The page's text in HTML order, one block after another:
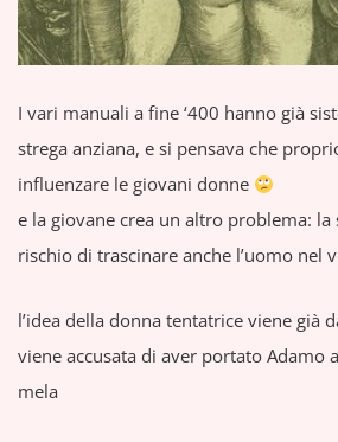
I vari manuali a fine ‘400 hanno già
strega anziana, e si pensava che
influenzare le giovani donne
e la giovane crea un altro problema: la
rischio di trascinare anche l’uomo nel
l’idea della donna tentatrice viene già
viene accusata di aver portato Adamo
mela